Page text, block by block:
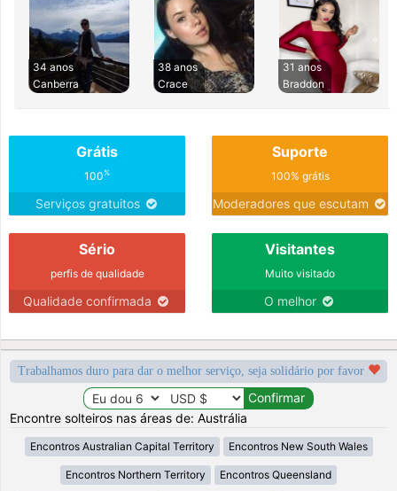
34 anos
Canberra
38 anos
Crace
31 anos
Braddon
Grátis
100%
Serviços gratuitos
Suporte
100% grátis
Moderadores que escutam
Sério
perfis de qualidade
Qualidade confirmada
Visitantes
Muito visitado
O melhor
Trabalhamos duro para dar o melhor serviço, seja solidário por favor
Encontre solteiros nas áreas de: Austrália
Encontros Australian Capital Territory Encontros New South Wales
Encontros Northern Territory Encontros Queensland